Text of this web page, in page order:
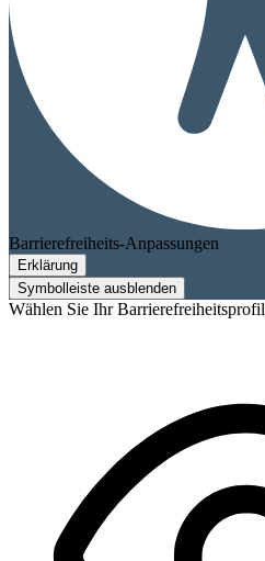
Barrierefreiheits-Anpassungen
Erklärung
Symbolleiste ausblenden
Wählen Sie Ihr Barrierefreiheitsprofil